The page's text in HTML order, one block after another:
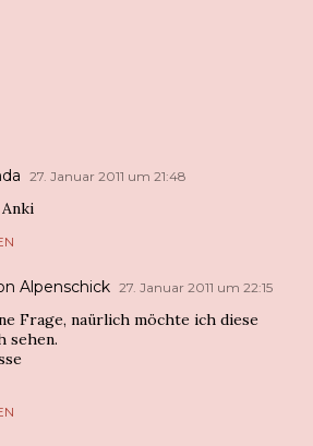
27. Januar 2011 um 21:48
Alpenschick 27. Januar 2011 um 22:15
Frage, naürlich möchte ich diese
sehen.